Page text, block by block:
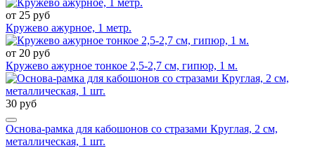
от 25 руб
Кружево ажурное, 1 метр.
от 20 руб
Кружево ажурное тонкое 2,5-2,7 см, гипюр, 1 м.
30 руб
Основа-рамка для кабошонов со стразами Круглая, 2 см,
металлическая, 1 шт.